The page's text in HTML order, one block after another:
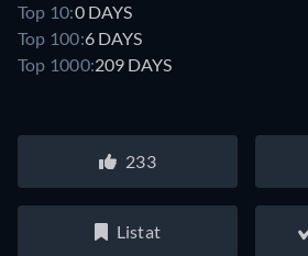
Top 10:0 DAYS
Top 100:6 DAYS
Top 1000:209 DAYS
233
Listat